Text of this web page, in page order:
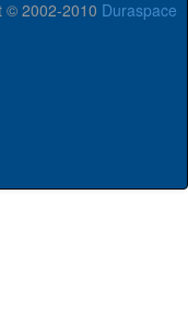
© 2002-2010 Duraspace